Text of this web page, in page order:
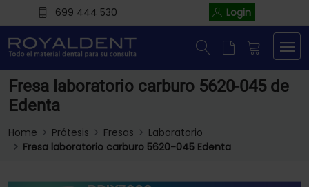
699 444 530 Login
Fresa laboratorio carburo 5620-045 de
Edenta
Home Prótesis Fresas
Laboratorio
Fresa laboratorio carburo 5620-045 Edenta